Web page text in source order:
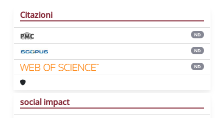
Citazioni
ND
ND
ND
social impact